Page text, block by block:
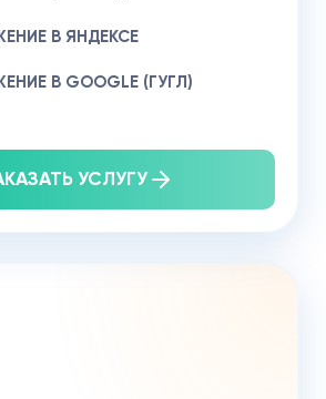
В ЯНДЕКСЕ
В GOOGLE (ГУГЛ)
УСЛУГУ